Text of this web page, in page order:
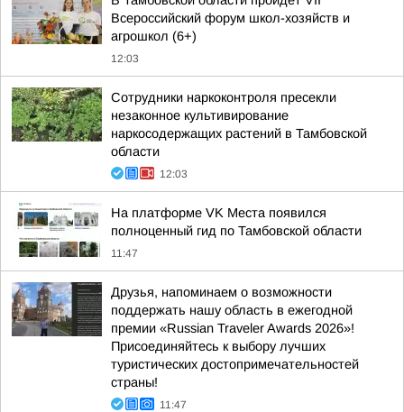
Всероссийский форум школ-хозяйств и
агрошкол (6+)
12:03
Сотрудники наркоконтроля пресекли
незаконное культивирование
наркосодержащих растений в Тамбовской
области
12:03
На платформе VK Места появился
полноценный гид по Тамбовской области
11:47
Друзья, напоминаем о возможности
поддержать нашу область в ежегодной
премии «Russian Traveler Awards 2026»!
Присоединяйтесь к выбору лучших
туристических достопримечательностей
страны!
11:47